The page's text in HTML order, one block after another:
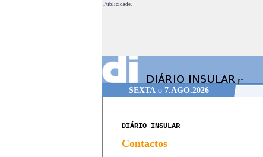
Publicidade.
SEXTAo 7.AGO.2026
DIÁRIO INSULAR
Contactos